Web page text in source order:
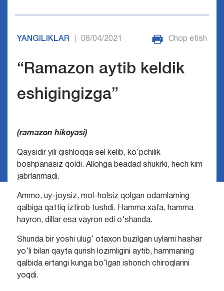
YANGILIKLAR 08/04/2021 Chop etish
“Ramazon aytib keldik
eshigingizga”
(ramazon hikoyasi)
Qaysidir yili qishloqqa sel kelib, ko‘pchilik
boshpanasiz qoldi. Allohga beadad shukrki, hech kim
jabrlanmadi.
Ammo, uy-joysiz, mol-holsiz qolgan odamlarning
qalbiga qattiq iztirob tushdi. Hamma xafa, hamma
hayron, dillar esa vayron edi o‘shanda.
Shunda bir yoshi ulug‘ otaxon buzilgan uylarni hashar
yo‘li bilan qayta qurish lozimligini aytib, hammaning
qalbida ertangi kunga bo‘lgan ishonch chiroqlarini
yoqdi.